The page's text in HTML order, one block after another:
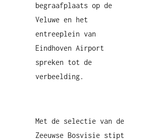
begraafplaats op de
Veluwe en het
entreeplein van
Eindhoven Airport
spreken tot de
verbeelding.
Met de selectie van de
Zeeuwse Bosvisie stipt